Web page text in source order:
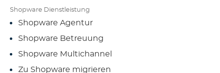
Shopware Dienstleistung
Shopware Agentur
Shopware Betreuung
Shopware Multichannel
Zu Shopware migrieren